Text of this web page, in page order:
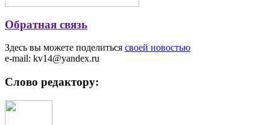
Обратная связь
Здесь вы можете поделиться своей новостью
e-mail: kv14@yandex.ru
Слово редактору: